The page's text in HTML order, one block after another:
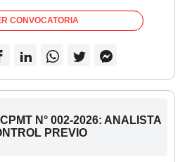
CONVOCATORIA
N° 002-2026: ANALISTA
PREVIO